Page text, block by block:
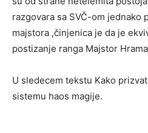
razgovara sa SVČ-om
majstora ,činjenica je da je
postizanje ranga Majstor
U sledecem tekstu Kako
sistemu haos magije.